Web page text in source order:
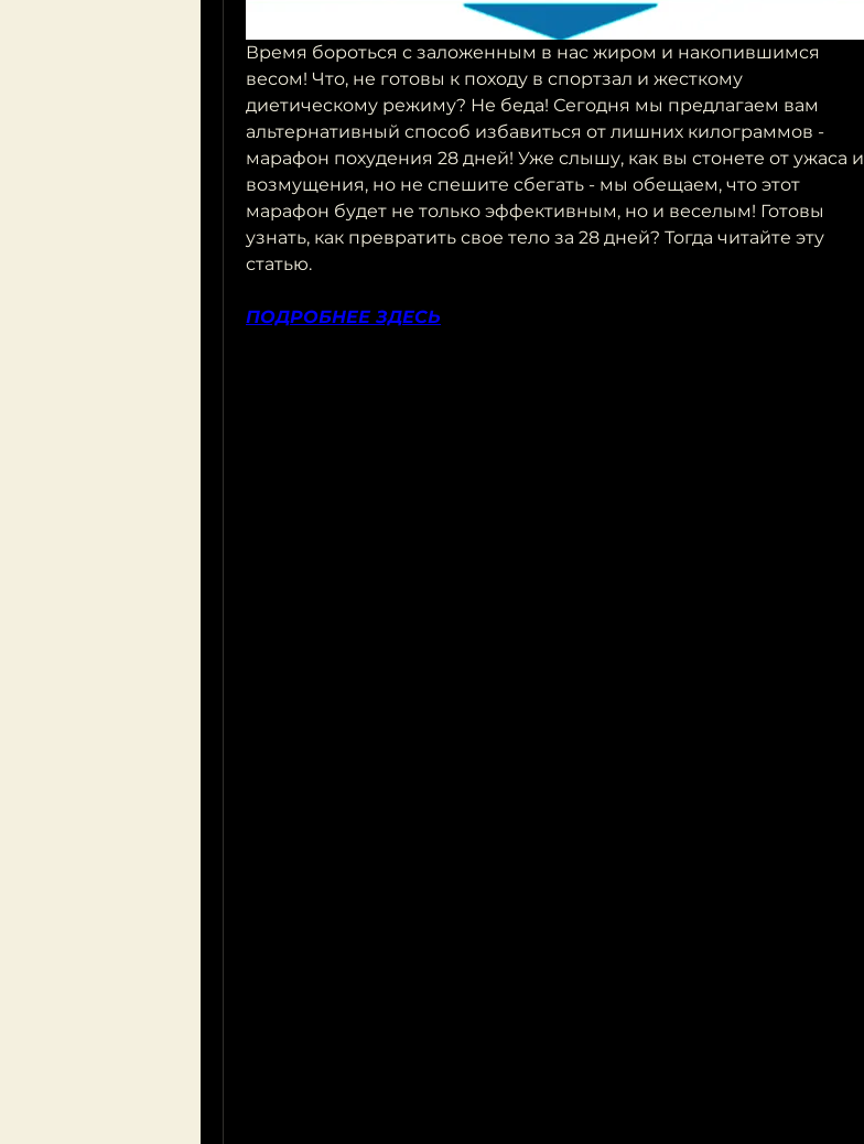
Время бороться с заложенным в нас жиром и накопившимся
весом! Что, не готовы к походу в спортзал и жесткому
диетическому режиму? Не беда! Сегодня мы предлагаем вам
альтернативный способ избавиться от лишних килограммов -
марафон похудения 28 дней! Уже слышу, как вы стонете от ужаса и
возмущения, но не спешите сбегать - мы обещаем, что этот
марафон будет не только эффективным, но и веселым! Готовы
узнать, как превратить свое тело за 28 дней? Тогда читайте эту
статью.
ПОДРОБНЕЕ ЗДЕСЬ